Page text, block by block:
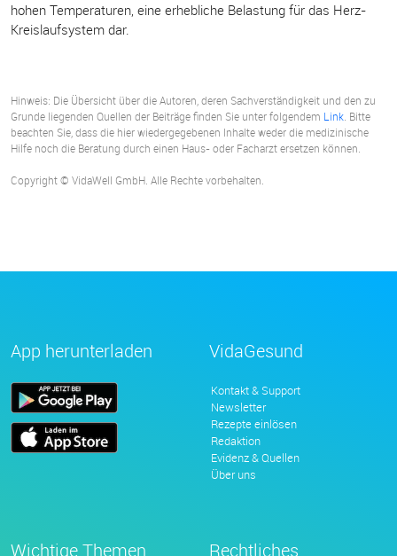
hohen Temperaturen, eine erhebliche Belastung für das Herz-
Kreislaufsystem dar.
Hinweis: Die Übersicht über die Autoren, deren Sachverständigkeit und den zu
Grunde liegenden Quellen der Beiträge finden Sie unter folgendem Link . Bitte
beachten Sie, dass die hier wiedergegebenen Inhalte weder die medizinische
Hilfe noch die Beratung durch einen Haus- oder Facharzt ersetzen können.
Copyright © VidaWell GmbH. Alle Rechte vorbehalten.
App herunterladen VidaGesund
Kontakt & Support
Newsletter
Rezepte einlösen
Redaktion
Evidenz & Quellen
Über uns
Wichtige Themen Rechtliches